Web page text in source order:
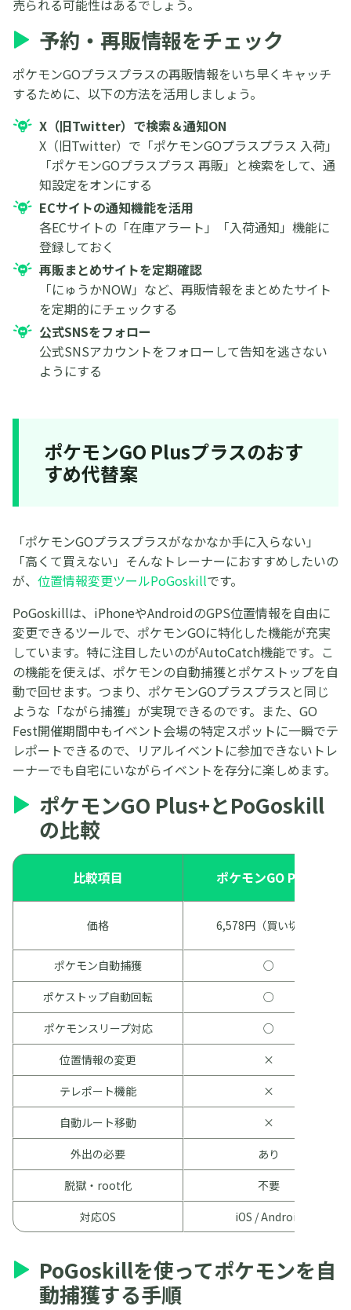
売られる可能性はあるでしょう。
予約・再販情報をチェック
ポケモンGOプラスプラスの再販情報をいち早くキャッチ
するために、以下の方法を活用しましょう。
X（旧Twitter）で検索＆通知ON
X（旧Twitter）で「ポケモンGOプラスプラス 入荷」
「ポケモンGOプラスプラス 再販」と検索をして、通
知設定をオンにする
ECサイトの通知機能を活用
各ECサイトの「在庫アラート」「入荷通知」機能に
登録しておく
再販まとめサイトを定期確認
「にゅうかNOW」など、再販情報をまとめたサイト
を定期的にチェックする
公式SNSをフォロー
公式SNSアカウントをフォローして告知を逃さない
ようにする
ポケモンGO Plusプラスのおす
すめ代替案
「ポケモンGOプラスプラスがなかなか手に入らない」
「高くて買えない」そんなトレーナーにおすすめしたいの
が、 位置情報変更ツールPoGoskillです。
PoGoskillは、iPhoneやAndroidのGPS位置情報を自由に
変更できるツールで、ポケモンGOに特化した機能が充実
しています。特に注目したいのがAutoCatch機能です。こ
の機能を使えば、ポケモンの自動捕獲とポケストップを自
動で回せます。つまり、ポケモンGOプラスプラスと同じ
ような「ながら捕獲」が実現できるのです。また、GO
Fest開催期間中もイベント会場の特定スポットに一瞬でテ
レポートできるので、リアルイベントに参加できないトレ
ーナーでも自宅にいながらイベントを存分に楽しめます。
ポケモンGO Plus+とPoGoskill
の比較
比較項目 ポケモンGO Plus+
価格 6,578円（買い切り）
ポケモン自動捕獲
○
ポケストップ自動回転
○
ポケモンスリープ対応
○
位置情報の変更
×
テレポート機能
×
自動ルート移動
×
外出の必要
あり
脱獄・root化
不要
対応OS
iOS / Android
PoGoskillを使ってポケモンを自
動捕獲する手順